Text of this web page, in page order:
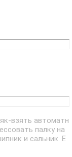
взять автоматн
палку на
и сальник. Е